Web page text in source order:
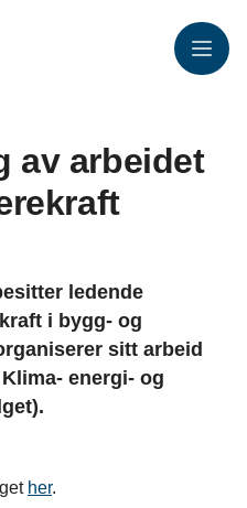
Meny
av arbeidet
ledende
i bygg- og
sitt arbeid
energi- og
her.